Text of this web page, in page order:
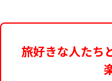
旅好きな人たち